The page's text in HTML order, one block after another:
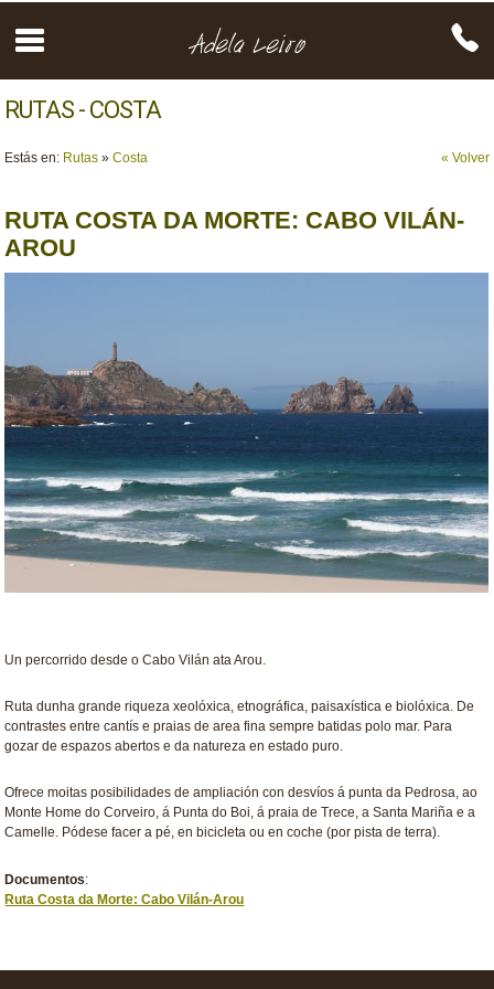
RUTAS - COSTA
« Volver
Estás en: Rutas »Costa
RUTA COSTA DA MORTE: CABO VILÁN-
AROU
Un percorrido desde o Cabo Vilán ata Arou.
Ruta dunha grande riqueza xeolóxica, etnográfica, paisaxística e biolóxica. De
contrastes entre cantís e praias de area fina sempre batidas polo mar. Para
gozar de espazos abertos e da natureza en estado puro.
Ofrece moitas posibilidades de ampliación con desvíos á punta da Pedrosa, ao
Monte Home do Corveiro, á Punta do Boi, á praia de Trece, a Santa Mariña e a
Camelle. Pódese facer a pé, en bicicleta ou en coche (por pista de terra).
Documentos:
Ruta Costa da Morte: Cabo Vilán-Arou